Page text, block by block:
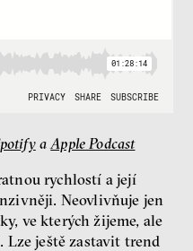
radikalizace média
vícea Apple Podcast
rychlostí a její
Neovlivňuje jen
ve kterých žijeme, ale
ještě zastavit trend